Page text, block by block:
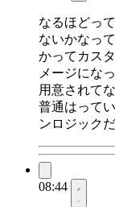
なるほどっ
ないかなっ
かってカス
メージにな
用意されて
普通はって
ンロジック
08:44